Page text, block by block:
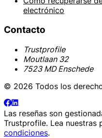
electrónico
Contacto
Trustprofile
Moutlaan 32
7523 MD Enschede
© 2026 Todos los
Las reseñas son
Trustprofile. Lea nuestras
condiciones.